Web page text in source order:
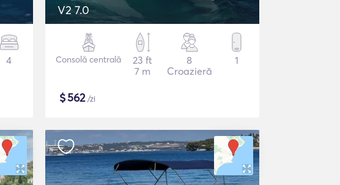
4
V2 7.0
Consolă centrală
23 ft
7 m
8
Croazieră
1
$562/zi